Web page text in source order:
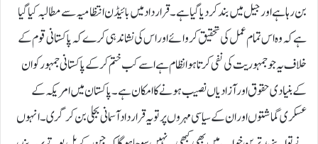
بن رہا ہے اور جیل میں بند کردیا گیا ہے۔ قرارداد میں بائیڈن انتظامیہ سے مطالبہ کیا گیا
ہے کہ وہ اس تمام عمل کی تحقیق کروائے اوراس کی نشاندہی کرے کہ پاکستانی قوم کے
خلاف یہ جو جمہوریت کی نفی کرتا ہوا نظام ہے اسے کب ختم کرکے پاکستانی جمہور کو ان
کے بنیادی حقوق اور آزادیاں نصیب ہونے کا امکان ہے۔ پاکستان میں امریکہ کے
عسکری گماشتوں اور ان کے سیاسی مہروں پر تو یہ قرارداد آسمانی بجلی بن کر گری۔ انہوں